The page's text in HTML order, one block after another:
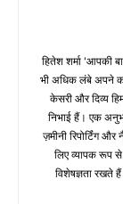
हितेश शर्मा 'आपकी
भी अधिक लंबे अपने
केसरी और दिव्य
निभाई हैं। एक
ज़मीनी रिपोर्टिंग
लिए व्यापक रूप से
विशेषज्ञता रखते